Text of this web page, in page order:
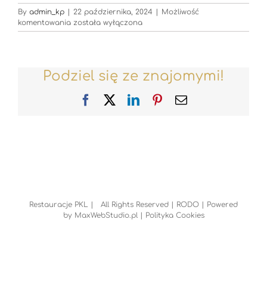
By admin_kp | 22 października, 2024 | Możliwość
komentowania Restauracje_PKL_Apres_Ski_1000x500_biale
została wyłączona
Podziel się ze znajomymi!
FacebookLinkedInPinterest
Email
Restauracje PKL | All Rights Reserved | RODO | Powered
by MaxWebStudio.pl| Polityka Cookies